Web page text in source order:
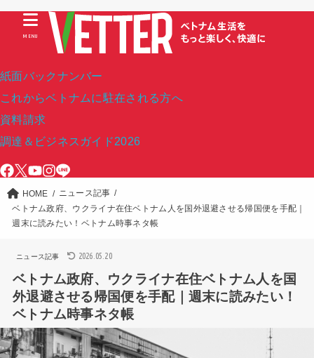
紙面バックナンバー
これからベトナムに駐在される方へ
資料請求
調達＆ビジネスガイド2026
MENU
HOME
ニュース記事
ベトナム政府、ウクライナ在住ベトナム人を国外退避させる帰国便を手配｜
週末に読みたい！ベトナム時事ネタ帳
ニュース記事 2026.05.20
ベトナム政府、ウクライナ在住ベトナム人を国
外退避させる帰国便を手配｜週末に読みたい！
ベトナム時事ネタ帳